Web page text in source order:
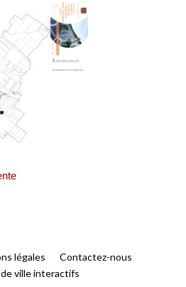
légales
Contactez-nous
de ville interactifs